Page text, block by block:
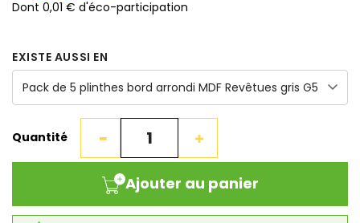
Dont 0,01 € d'éco-participation
EXISTE AUSSI EN
Quantité
Ajouter au panier